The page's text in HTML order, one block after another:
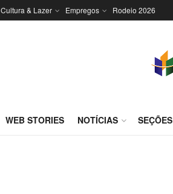
Cultura & Lazer Empregos Rodeio 2026
WEB STORIES NOTÍCIAS SEÇÕES